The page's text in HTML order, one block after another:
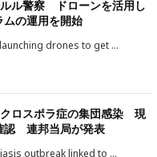
ルル警察 ドローンを活用し
の運用を開始
drones to get ...
クロスポラ症の集団感染 現
認 連邦当局が発表
outbreak linked to ...